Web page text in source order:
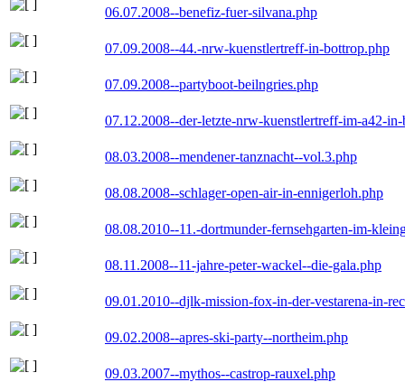
06.07.2008--benefiz-fuer-silvana.php
07.09.2008--44.-nrw-kuenstlertreff-in-bottrop.php
07.09.2008--partyboot-beilngries.php
07.12.2008--der-letzte-nrw-kuenstlertreff-im-a42-
08.03.2008--mendener-tanznacht--vol.3.php
08.08.2008--schlager-open-air-in-ennigerloh.php
08.08.2010--11.-dortmunder-fernsehgarten-im-
08.11.2008--11-jahre-peter-wackel--die-gala.php
09.01.2010--djlk-mission-fox-in-der-vestarena-in-
09.02.2008--apres-ski-party--northeim.php
09.03.2007--mythos--castrop-rauxel.php